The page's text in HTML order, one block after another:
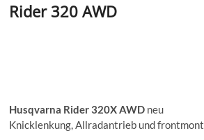
Rider 320 AWD
Husqvarna Rider 320X AWD neu
Knicklenkung, Allradantrieb und